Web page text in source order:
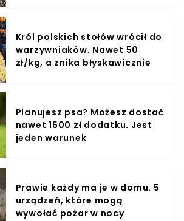
Król polskich stołów wrócił do
warzywniaków. Nawet 50
zł/kg, a znika błyskawicznie
Planujesz psa? Możesz dostać
nawet 1500 zł dodatku. Jest
jeden warunek
Prawie każdy ma je w domu. 5
urządzeń, które mogą
wywołać pożar w nocy